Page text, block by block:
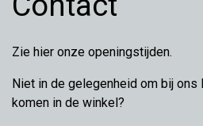
Zie hier onze openingstijden.
Niet in de gelegenheid om bij ons
komen in de winkel?